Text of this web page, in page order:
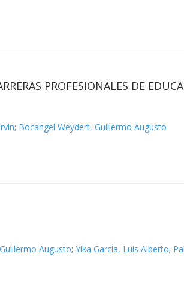
PROFESIONALES DE
; Bocangel Weydert, Guillermo Augusto
Augusto; Yika García, Luis Alberto;